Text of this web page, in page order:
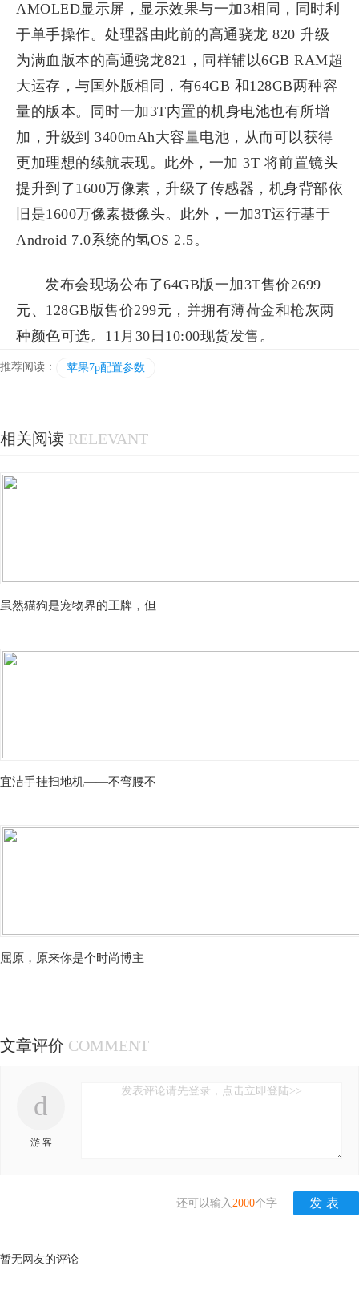
AMOLED显示屏，显示效果与一加3相同，同时利
于单手操作。处理器由此前的高通骁龙 820 升级
为满血版本的高通骁龙821，同样辅以6GB RAM超
大运存，与国外版相同，有64GB 和128GB两种容
量的版本。同时一加3T内置的机身电池也有所增
加，升级到 3400mAh大容量电池，从而可以获得
更加理想的续航表现。此外，一加 3T 将前置镜头
提升到了1600万像素，升级了传感器，机身背部依
旧是1600万像素摄像头。此外，一加3T运行基于
Android 7.0系统的氢OS 2.5。
发布会现场公布了64GB版一加3T售价2699
元、128GB版售价299元，并拥有薄荷金和枪灰两
种颜色可选。11月30日10:00现货发售。
推荐阅读： 苹果7p配置参数
相关阅读 RELEVANT
虽然猫狗是宠物界的王牌，但
宜洁手挂扫地机——不弯腰不
屈原，原来你是个时尚博主
文章评价 COMMENT
d
游 客
发表评论请先登录，点击立即登陆>>
还可以输入 2000个字
暂无网友的评论